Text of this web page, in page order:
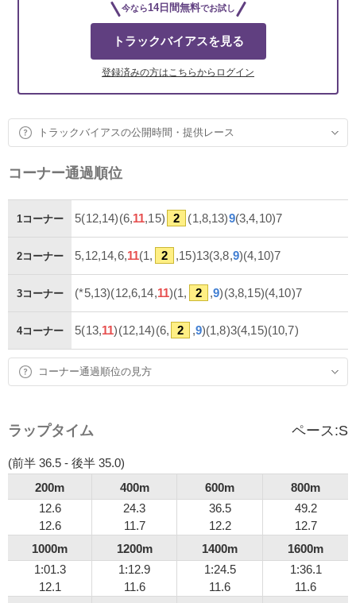
今なら14日間無料でお試し
トラックバイアスを見る
登録済みの方はこちらからログイン
トラックバイアスの公開時間・提供レース
コーナー通過順位
1コーナー 5(12,14)(6,11,15) 2 (1,8,13)9(3,4,10)7
2コーナー 5,12,14,6,11(1, 2 ,15)13(3,8,9)(4,10)7
3コーナー (*5,13)(12,6,14,11)(1, 2 ,9)(3,8,15)(4,10)7
4コーナー 5(13,11)(12,14)(6, 2 ,9)(1,8)3(4,15)(10,7)
コーナー通過順位の見方
ラップタイム ペース:S
(前半 36.5 - 後半 35.0)
200m
400m 600m
800m
12.6
12.6
24.3
11.7
36.5
12.2
49.2
12.7
1000m
1200m 1400m
1600m
1:01.3
12.1
1:12.9
11.6
1:24.5
11.6
1:36.1
11.6